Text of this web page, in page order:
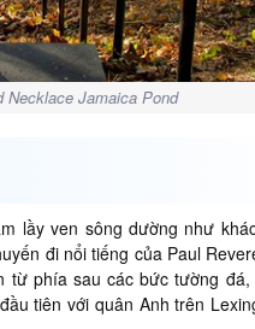
Jamaica Pond
lầy ven sông dường như
đi nổi tiếng của Paul
từ phía sau các bức tường
tiên với quân Anh trên